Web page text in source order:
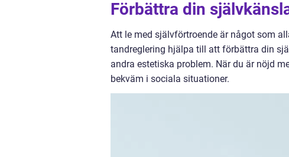
Förbättra din
Att le med självförtroende är något som
tandreglering hjälpa till att förbättra din
andra estetiska problem. När du är nöjd
bekväm i sociala situationer.